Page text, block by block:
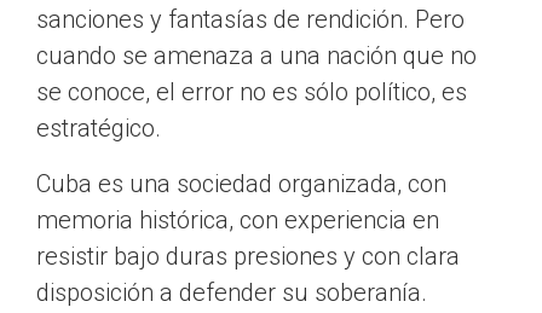
sanciones y fantasías de rendición. Pero
cuando se amenaza a una nación que no
se conoce, el error no es sólo político, es
estratégico.
Cuba es una sociedad organizada, con
memoria histórica, con experiencia en
resistir bajo duras presiones y con clara
disposición a defender su soberanía.